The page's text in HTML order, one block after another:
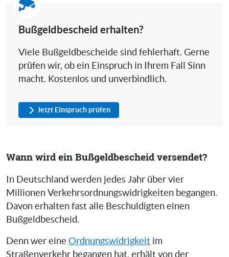
Bußgeldbescheid erhalten?
Viele Bußgeldbescheide sind fehlerhaft. Gerne
prüfen wir, ob ein Einspruch in Ihrem Fall Sinn
macht. Kostenlos und unverbindlich.
Jetzt Einspruch prüfen
Wann wird ein Bußgeldbescheid versendet?
In Deutschland werden jedes Jahr über vier
Millionen Verkehrsordnungswidrigkeiten begangen.
Davon erhalten fast alle Beschuldigten einen
Bußgeldbescheid.
Denn wer eine Ordnungswidrigkeit im
Straßenverkehr begangen hat, erhält von der